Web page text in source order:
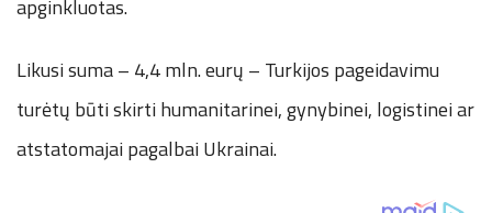
apginkluotas.
Likusi suma – 4,4 mln. eurų – Turkijos pageidavimu
turėtų būti skirti humanitarinei, gynybinei, logistinei ar
atstatomajai pagalbai Ukrainai.